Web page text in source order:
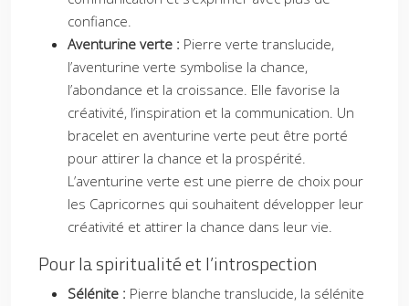
confiance.
Aventurine verte : Pierre verte translucide,
l’aventurine verte symbolise la chance,
l’abondance et la croissance. Elle favorise la
créativité, l’inspiration et la communication. Un
bracelet en aventurine verte peut être porté
pour attirer la chance et la prospérité.
L’aventurine verte est une pierre de choix pour
les Capricornes qui souhaitent développer leur
créativité et attirer la chance dans leur vie.
Pour la spiritualité et l’introspection
Sélénite : Pierre blanche translucide, la sélénite